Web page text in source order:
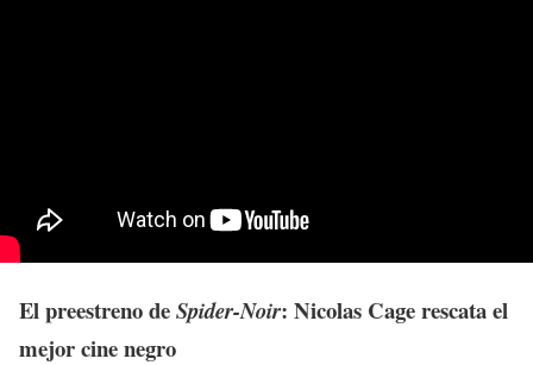
El preestreno deSpider-Noir: Nicolas Cage rescata el
mejor cine negro